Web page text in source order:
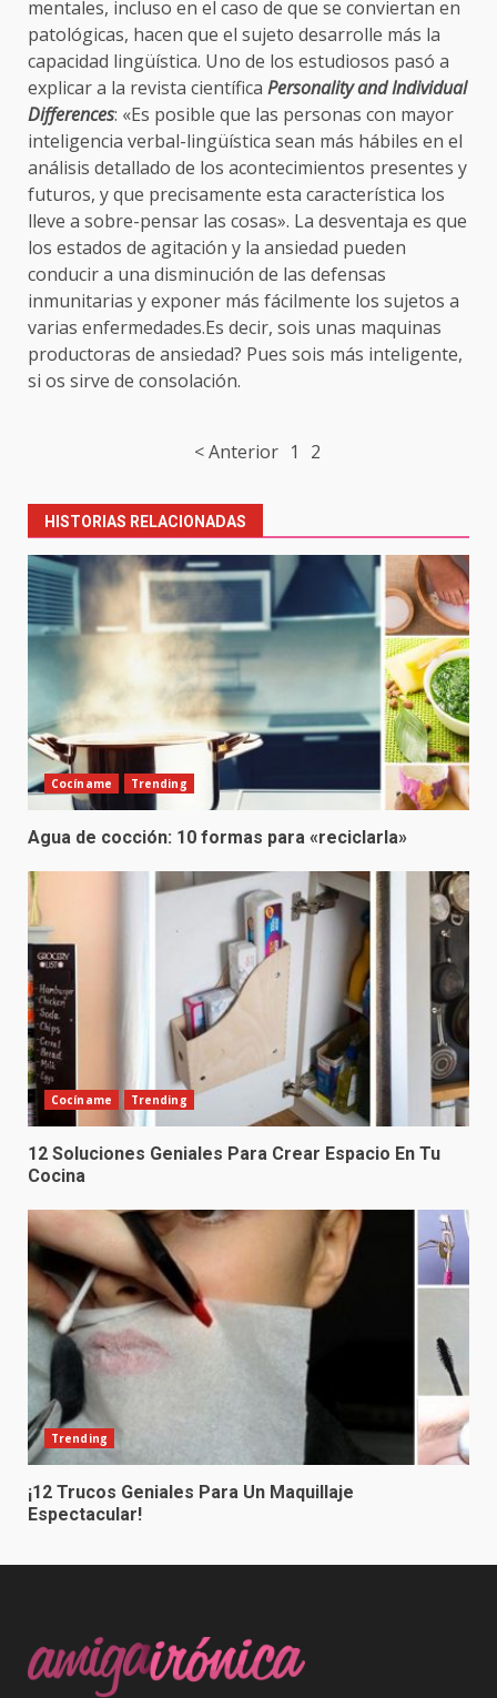
mentales, incluso en el caso de que se conviertan en
patológicas, hacen que el sujeto desarrolle más la
capacidad lingüística. Uno de los estudiosos pasó a
explicar a la revista científica Personality and Individual
Differences: «Es posible que las personas con mayor
inteligencia verbal-lingüística sean más hábiles en el
análisis detallado de los acontecimientos presentes y
futuros, y que precisamente esta característica los
lleve a sobre-pensar las cosas». La desventaja es que
los estados de agitación y la ansiedad pueden
conducir a una disminución de las defensas
inmunitarias y exponer más fácilmente los sujetos a
varias enfermedades.Es decir, sois unas maquinas
productoras de ansiedad? Pues sois más inteligente,
si os sirve de consolación.
< Anterior 1 2
HISTORIAS RELACIONADAS
Cocíname Trending
Agua de cocción: 10 formas para «reciclarla»
Cocíname Trending
12 Soluciones Geniales Para Crear Espacio En Tu
Cocina
Trending
¡12 Trucos Geniales Para Un Maquillaje
Espectacular!